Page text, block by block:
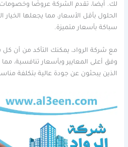
لك. أيضا، تقدم الشركة عروضًا
الحلول بأقل الأسعار، مما يجعلها
سباكة بأسعار متميزة.
مع شركة الرواد، يمكنك التأكد من أن
وفق أعلى المعايير وبأسعار تنافسية، مما
الذين يبحثون عن جودة عالية بتكلفة